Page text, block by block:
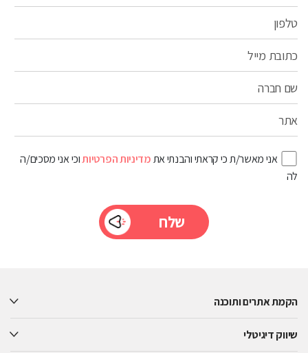
טלפון
כתובת מייל
שם חברה
אתר
אני מאשר/ת כי קראתי והבנתי אתמדיניות הפרטיותוכי אני מסכים/ה
לה
field
הקמת אתרים ותוכנה
שיווק דיגיטלי